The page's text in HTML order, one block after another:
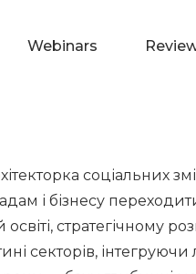
Webinars
соціальних
і бізнесу
стратегічному
секторів, інтегруючи